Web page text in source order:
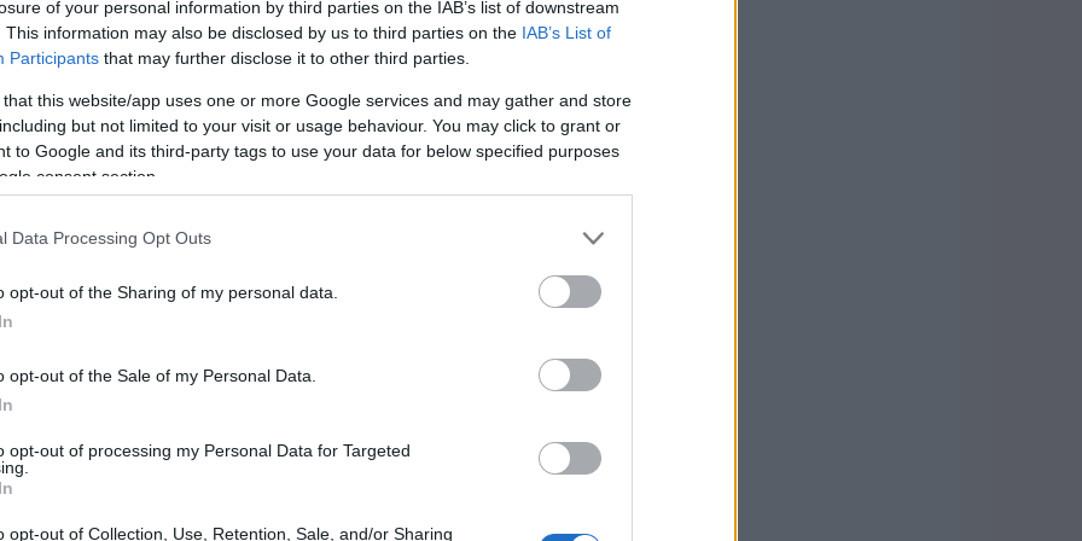
of your personal information by third parties on the IAB’s list of downstream
This information may also be disclosed by us to third parties on the IAB’s List of
Participants that may further disclose it to other third parties.
that this website/app uses one or more Google services and may gather and store
but not limited to your visit or usage behaviour. You may click to grant or
to Google and its third-party tags to use your data for below specified purposes
consent section.
Data Processing Opt Outs
opt-out of the Sharing of my personal data.
opt-out of the Sale of my Personal Data.
opt-out of processing my Personal Data for Targeted
opt-out of Collection, Use, Retention, Sale, and/or Sharing
elettronici, ritorna con un album che
suo nuovo lavoro, intitolato ‘From Where
gamma di timbri e sonorità, attingendo a una
sia il personale che il culturale. Ogni nota è
le esperienze e le emozioni dell’artista,
in modo straordinario.